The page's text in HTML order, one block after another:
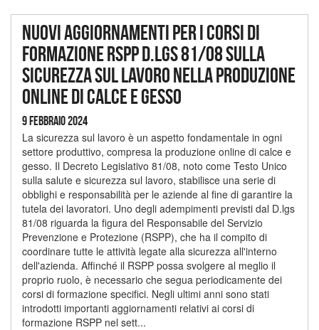
Nuovi aggiornamenti per i corsi di
formazione RSPP D.lgs 81/08 sulla
sicurezza sul lavoro nella produzione
online di calce e gesso
9 Febbraio 2024
La sicurezza sul lavoro è un aspetto fondamentale in ogni
settore produttivo, compresa la produzione online di calce e
gesso. Il Decreto Legislativo 81/08, noto come Testo Unico
sulla salute e sicurezza sul lavoro, stabilisce una serie di
obblighi e responsabilità per le aziende al fine di garantire la
tutela dei lavoratori. Uno degli adempimenti previsti dal D.lgs
81/08 riguarda la figura del Responsabile del Servizio
Prevenzione e Protezione (RSPP), che ha il compito di
coordinare tutte le attività legate alla sicurezza all'interno
dell'azienda. Affinché il RSPP possa svolgere al meglio il
proprio ruolo, è necessario che segua periodicamente dei
corsi di formazione specifici. Negli ultimi anni sono stati
introdotti importanti aggiornamenti relativi ai corsi di
formazione RSPP nel sett...